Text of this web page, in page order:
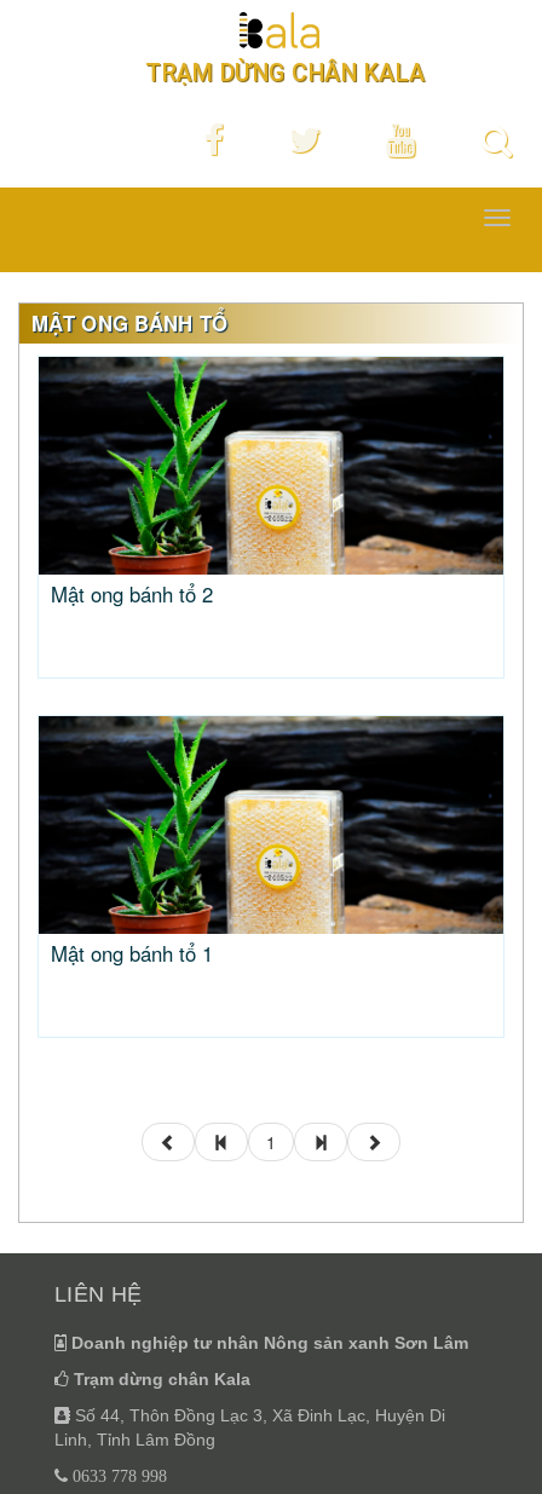
TRẠM DỪNG CHÂN KALA
MẬT ONG BÁNH TỔ
Mật ong bánh tổ 2
Mật ong bánh tổ 1
1
LIÊN HỆ
Doanh nghiệp tư nhân Nông sản xanh Sơn Lâm
Trạm dừng chân Kala
Số 44, Thôn Đồng Lạc 3, Xã Đinh Lạc, Huyện Di
Linh, Tỉnh Lâm Đồng
0633 778 998